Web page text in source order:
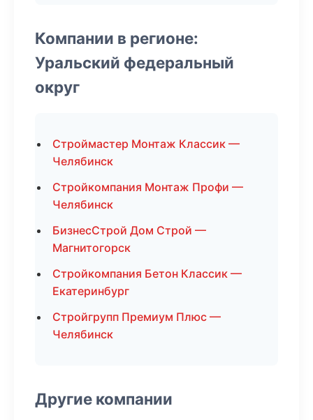
Компании в регионе:
Уральский федеральный
округ
Строймастер Монтаж Классик —
Челябинск
Стройкомпания Монтаж Профи —
Челябинск
БизнесСтрой Дом Строй —
Магнитогорск
Стройкомпания Бетон Классик —
Екатеринбург
Стройгрупп Премиум Плюс —
Челябинск
Другие компании